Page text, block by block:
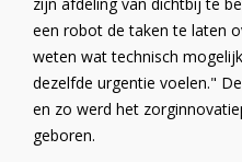
zijn afdeling van dichtbij te
een robot de taken te laten
weten wat technisch
dezelfde urgentie voelen."
en zo werd het
geboren.